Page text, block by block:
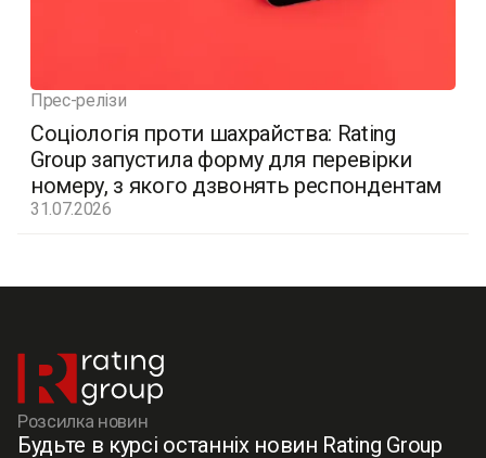
Прес-релізи
Соціологія проти шахрайства: Rating
Group запустила форму для перевірки
номеру, з якого дзвонять респондентам
31.07.2026
Розсилка новин
Будьте в курсі останніх новин Rating Group